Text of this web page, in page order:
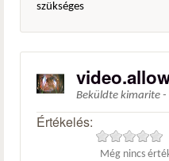
szükséges
Beküldte kimarite -
Értékelés:
Még nincs